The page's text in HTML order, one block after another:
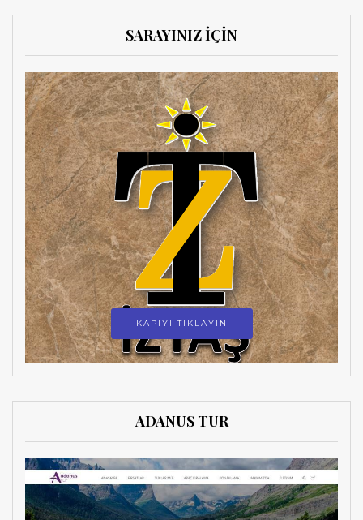
SARAYINIZ İÇİN
KAPIYI TIKLAYIN
ADANUS TUR